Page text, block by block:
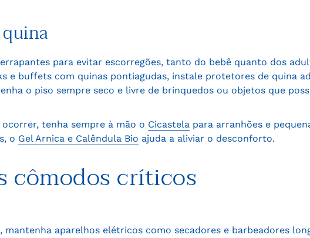
para evitar escorregões, tanto do bebê quanto dos
e buffets com quinas pontiagudas, instale protetores de quina
o piso sempre seco e livre de brinquedos ou objetos que
ocorrer, tenha sempre à mão o Cicastela para arranhões e
o Gel Arnica e Calêndula Bio ajuda a aliviar o desconforto.
cômodos críticos
aparelhos elétricos como secadores e barbeadores